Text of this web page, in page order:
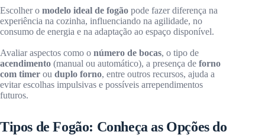
Escolher o modelo ideal de fogão pode fazer diferença na
experiência na cozinha, influenciando na agilidade, no
consumo de energia e na adaptação ao espaço disponível.
Avaliar aspectos como o número de bocas, o tipo de
acendimento (manual ou automático), a presença de forno
com timer ou duplo forno, entre outros recursos, ajuda a
evitar escolhas impulsivas e possíveis arrependimentos
futuros.
Tipos de Fogão: Conheça as Opções do